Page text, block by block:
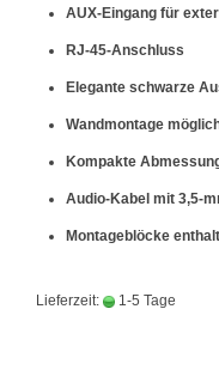
AUX-Eingang für
RJ-45-Anschluss
Elegante schwarze
Wandmontage
Kompakte
Audio-Kabel mit 3,5-
Montageblöcke
Lieferzeit: 1-5 Tage